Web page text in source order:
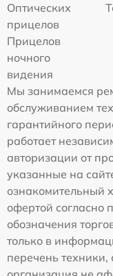
Оптических
прицелов
Прицелов
ночного
видения
Мы занимаемся
обслуживанием
гарантийного
работает
авторизации от
указанные на
ознакомительный
офертой согласно
обозначения
только в
перечень